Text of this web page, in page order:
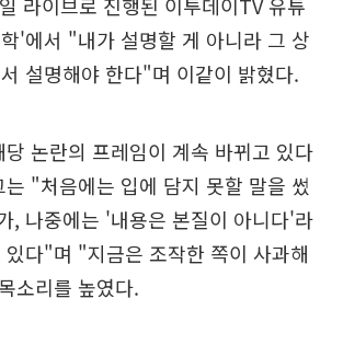
라이브로 진행된 이투데이TV 유튜
'에서 "내가 설명할 게 아니라 그 상
설명해야 한다"며 이같이 밝혔다.
논란의 프레임이 계속 바뀌고 있다
"처음에는 입에 담지 못할 말을 썼
, 나중에는 '내용은 본질이 아니다'라
있다"며 "지금은 조작한 쪽이 사과해
소리를 높였다.